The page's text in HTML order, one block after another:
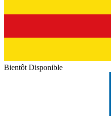
Bientôt Disponible